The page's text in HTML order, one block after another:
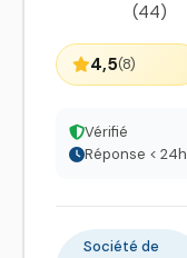
(44)
4,5(8)
Vérifié
Réponse < 24h
Société de